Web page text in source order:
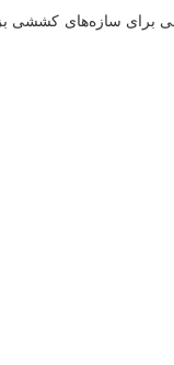
برای سازه‌های کششی